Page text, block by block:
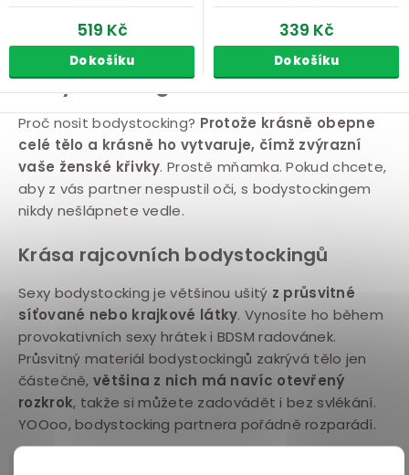
519 Kč
Do košíku
339 Kč
Do košíku
Bodystocking
Proč nosit bodystocking? Protože krásně obepne
celé tělo a krásně ho vytvaruje, čímž zvýrazní
vaše ženské křivky. Prostě mňamka. Pokud chcete,
aby z vás partner nespustil oči, s bodystockingem
nikdy nešlápnete vedle.
Krása rajcovních bodystockingů
Sexy bodystocking je většinou ušitý z průsvitné
síťované nebo krajkové látky. Vynosíte ho během
provokativních sexy hrátek i BDSM radovánek.
Průsvitný materiál bodystockingů zakrývá tělo jen
částečně, většina z nich má navíc otevřený
rozkrok, takže si můžete zadovádět i bez svlékání.
YOOoo, bodystocking partnera pořádně rozparádí.